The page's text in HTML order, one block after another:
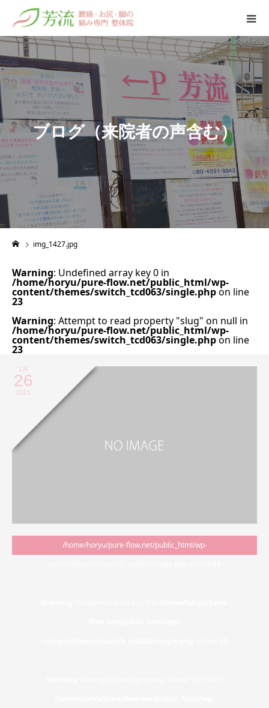
ブログ（来院者の声含む）
img_1427.jpg
Warning: Undefined array key 0 in
/home/horyu/pure-flow.net/public_html/wp-
content/themes/switch_tcd063/single.phpon line
23
Warning: Attempt to read property "slug" on null in
/home/horyu/pure-flow.net/public_html/wp-
content/themes/switch_tcd063/single.phpon line
23
1月
26
2021
/home/horyu/pure-flow.net/public_html/wp-